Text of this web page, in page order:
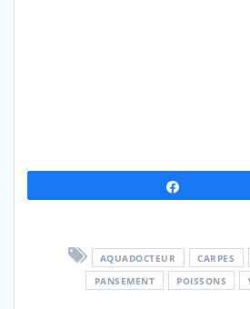
AQUADOCTEUR CARPES
PANSEMENT
POISSONS